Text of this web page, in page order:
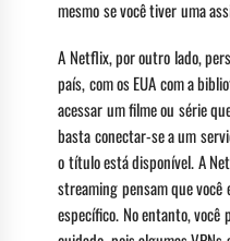
mesmo se você tiver uma
A Netflix, por outro lado,
país, com os EUA com a
acessar um filme ou série
basta conectar-se a um
o título está disponível. A
streaming pensam que você
específico. No entanto, você